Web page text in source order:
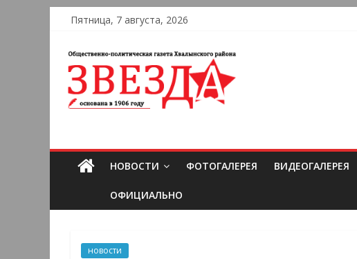
Пятница, 7 августа, 2026
НОВОСТИ ФОТОГАЛЕРЕЯ ВИДЕОГАЛЕРЕЯ
ОФИЦИАЛЬНО
новости